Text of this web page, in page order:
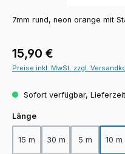
7mm rund, neon orange mit
Regulärer Preis:
15,90 €
Preise inkl. MwSt. zzgl.
Sofort verfügbar,
Längeauswählen
15 m 30 m 5 m 10 m